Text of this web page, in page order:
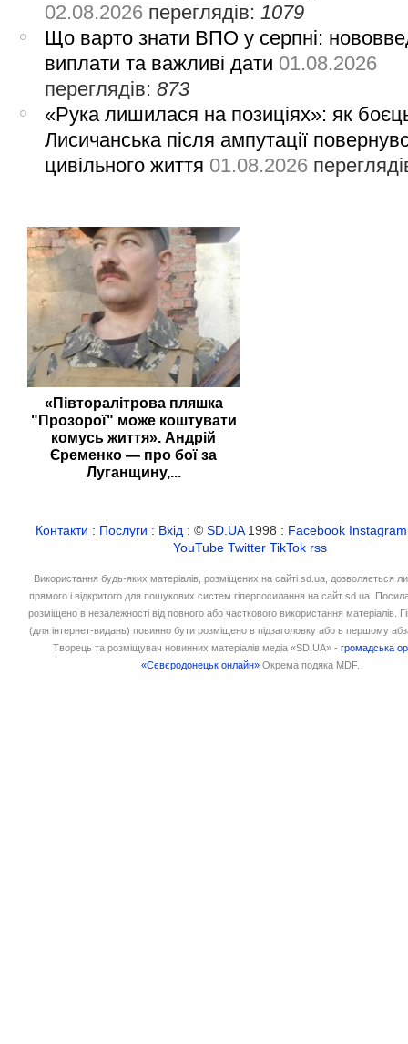
02.08.2026 переглядів:1079
Що варто знати ВПО у серпні:
виплати та важливі дати 01.08.2026
переглядів:873
«Рука лишилася на позиціях»: як
Лисичанська після ампутації
цивільного життя 01.08.2026
«Півторалітрова пляшка
"Прозорої" може коштувати
комусь життя». Андрій
Єременко — про бої за
Луганщину,...
Контакти : Послуги : Вхід : ©SD.UA1998 : Facebook Instagram
YouTube Twitter TikTok rss
Використання будь-яких матеріалів, розміщених на сайті sd.ua, дозволяється
прямого і відкритого для пошукових систем гіперпосилання на сайт sd.ua.
розміщено в незалежності від повного або часткового використання матеріалів.
(для інтернет-видань) повинно бути розміщено в підзаголовку або в першому
Творець та розміщувач новинних матеріалів медіа «SD.UA» -громадська
«Сєвєродонецьк онлайн» Окрема подяка MDF.